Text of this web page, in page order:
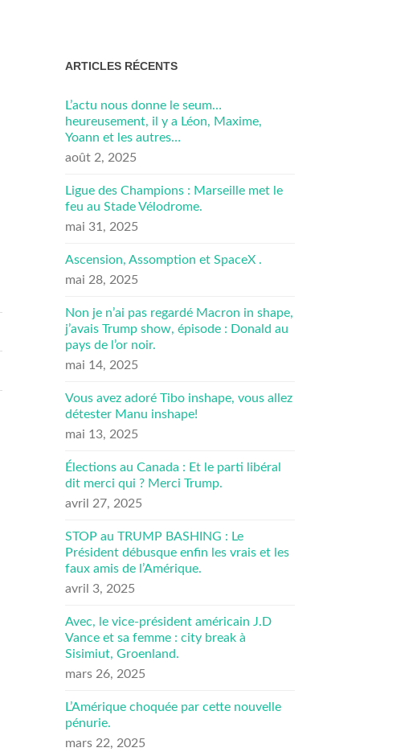
ARTICLES RÉCENTS
L’actu nous donne le seum…
heureusement, il y a Léon, Maxime,
Yoann et les autres…
août 2, 2025
Ligue des Champions : Marseille met le
feu au Stade Vélodrome.
mai 31, 2025
Ascension, Assomption et SpaceX .
mai 28, 2025
Non je n’ai pas regardé Macron in shape,
j’avais Trump show, épisode : Donald au
pays de l’or noir.
mai 14, 2025
Vous avez adoré Tibo inshape, vous allez
détester Manu inshape!
mai 13, 2025
Élections au Canada : Et le parti libéral
dit merci qui ? Merci Trump.
avril 27, 2025
STOP au TRUMP BASHING : Le
Président débusque enfin les vrais et les
faux amis de l’Amérique.
avril 3, 2025
Avec, le vice-président américain J.D
Vance et sa femme : city break à
Sisimiut, Groenland.
mars 26, 2025
L’Amérique choquée par cette nouvelle
pénurie.
mars 22, 2025